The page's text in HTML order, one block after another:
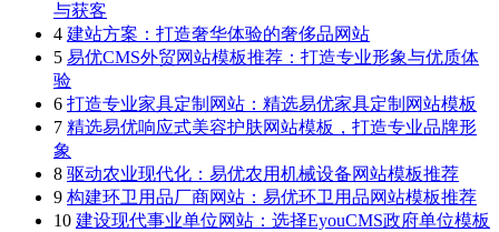
与获客
4 建站方案：打造奢华体验的奢侈品网站
5 易优CMS外贸网站模板推荐：打造专业形象与优质体
验
6 打造专业家具定制网站：精选易优家具定制网站模板
7 精选易优响应式美容护肤网站模板，打造专业品牌形
象
8 驱动农业现代化：易优农用机械设备网站模板推荐
9 构建环卫用品厂商网站：易优环卫用品网站模板推荐
10 建设现代事业单位网站：选择EyouCMS政府单位模板